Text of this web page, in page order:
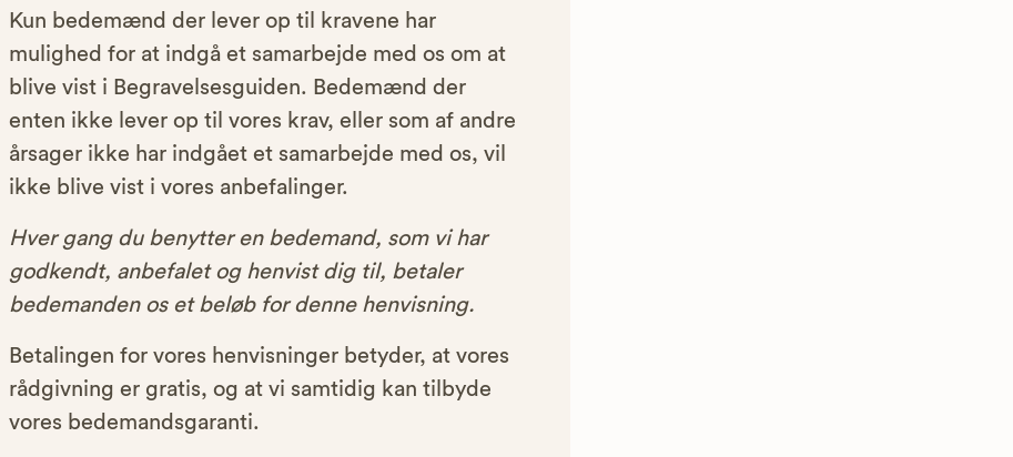
Kun bedemænd der lever op til kravene har
mulighed for at indgå et samarbejde med os om at
blive vist i Begravelsesguiden. Bedemænd der
enten ikke lever op til vores krav, eller som af andre
årsager ikke har indgået et samarbejde med os, vil
ikke blive vist i vores anbefalinger.
Hver gang du benytter en bedemand, som vi har
godkendt, anbefalet og henvist dig til, betaler
bedemanden os et beløb for denne henvisning.
Betalingen for vores henvisninger betyder, at vores
rådgivning er gratis, og at vi samtidig kan tilbyde
vores bedemandsgaranti.